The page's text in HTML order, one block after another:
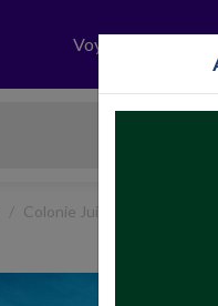
Voyages
Colonie Juive Haute-Savoie